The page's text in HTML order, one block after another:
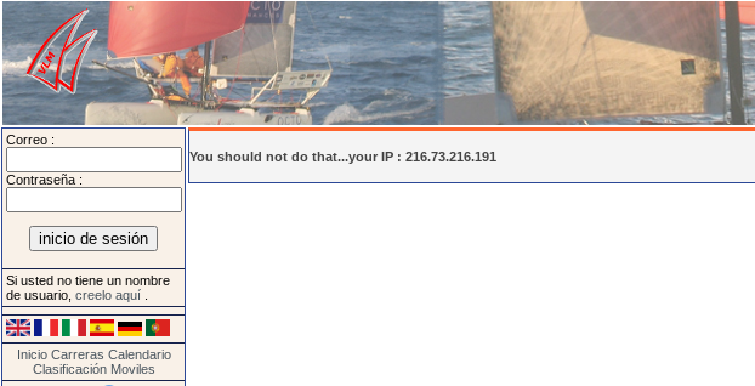
Correo :
Contraseña :
Si usted no tiene un nombre
de usuario, creelo aquí
Inicio Carreras Calendario
Clasificación Moviles
You should not do that...your IP : 216.73.216.191